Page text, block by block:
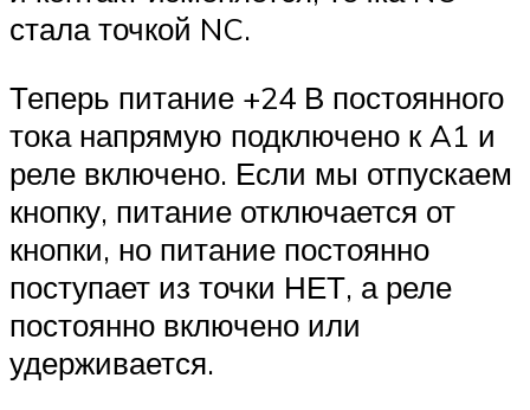
стала точкой NC.
Теперь питание +24 В постоянного
тока напрямую подключено к A1 и
реле включено. Если мы отпускаем
кнопку, питание отключается от
кнопки, но питание постоянно
поступает из точки НЕТ, а реле
постоянно включено или
удерживается.